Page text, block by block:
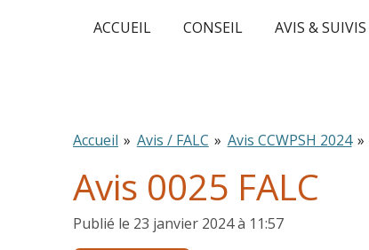
ACCUEIL CONSEIL AVIS & SUIVIS
Accueil » Avis / FALC » Avis CCWPSH 2024 »
Avis 0025 FALC
Publié le 23 janvier 2024 à 11:57